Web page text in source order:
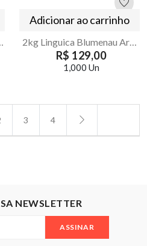
Majestade
Adicionar ao carrinho
2kg Linguica Blumenau Artesanal Olho - Legítima
R$ 129,00
1,000 Un
3 4
NEWSLETTER
ASSINAR